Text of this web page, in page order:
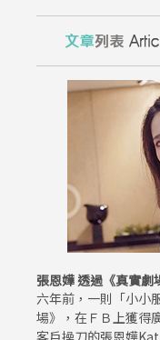
張恩嬅 透過《真實劇
六年前，一則「小小
場》，在ＦＢ上獲得
客戶操刀的張恩嬅